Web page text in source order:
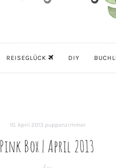
REISEGLÜCK DIY
10. April 2013 puppenzimmer
Pink Box | April 2013